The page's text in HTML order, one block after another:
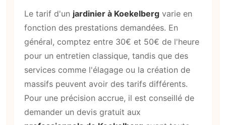
Le tarif d'un jardinier à Koekelberg varie en
fonction des prestations demandées. En
général, comptez entre 30€ et 50€ de l'heure
pour un entretien classique, tandis que des
services comme l'élagage ou la création de
massifs peuvent avoir des tarifs différents.
Pour une précision accrue, il est conseillé de
demander un devis gratuit aux